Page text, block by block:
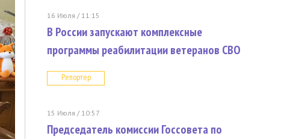
16 Июля / 11:15
В России запускают комплексные
программы реабилитации ветеранов СВО
Репортер
15 Июля / 10:57
Председатель комиссии Госсовета по